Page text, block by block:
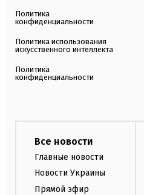
Политика
конфиденциальности
Политика использования
искусственного интеллекта
Политика
конфиденциальности
Все новости
Главные новости
Новости Украины
Прямой эфир